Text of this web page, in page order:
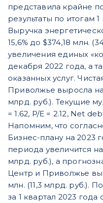
представила крайне
результаты по итогам
Выручка
15,6% до $374,18 млн.
увеличения единых
декабря 2022 года, а
оказанных услуг.
Приволжье выросла на
млрд. руб.). Текущие
= 1.62, P/E = 2.12, Net
Напомним, что
Бизнес-плану на 2023
периода увеличится
млрд. руб.), а
Центр и Приволжье
млн. (11,3 млрд. руб.).
за 1 квартал 2023 года